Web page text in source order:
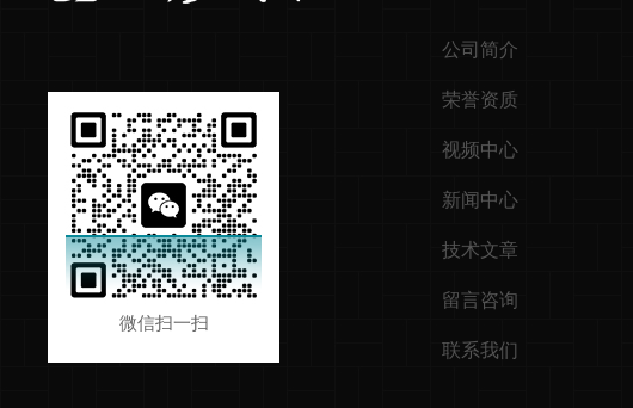
微信扫一扫
公司简介
荣誉资质
视频中心
新闻中心
技术文章
留言咨询
联系我们